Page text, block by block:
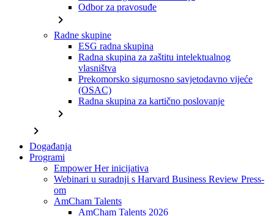
Odbor za pravosuđe
chevron_right
Radne skupine
ESG radna skupina
Radna skupina za zaštitu intelektualnog
vlasništva
Prekomorsko sigurnosno savjetodavno vijeće
(OSAC)
Radna skupina za kartično poslovanje
chevron_right
chevron_right
Događanja
Programi
Empower Her inicijativa
Webinari u suradnji s Harvard Business Review Press-
om
AmCham Talents
AmCham Talents 2026